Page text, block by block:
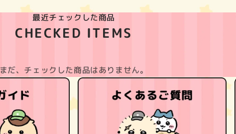
最近チェックした商品
CHECKED ITEMS
まだ、チェックした商品はありません。